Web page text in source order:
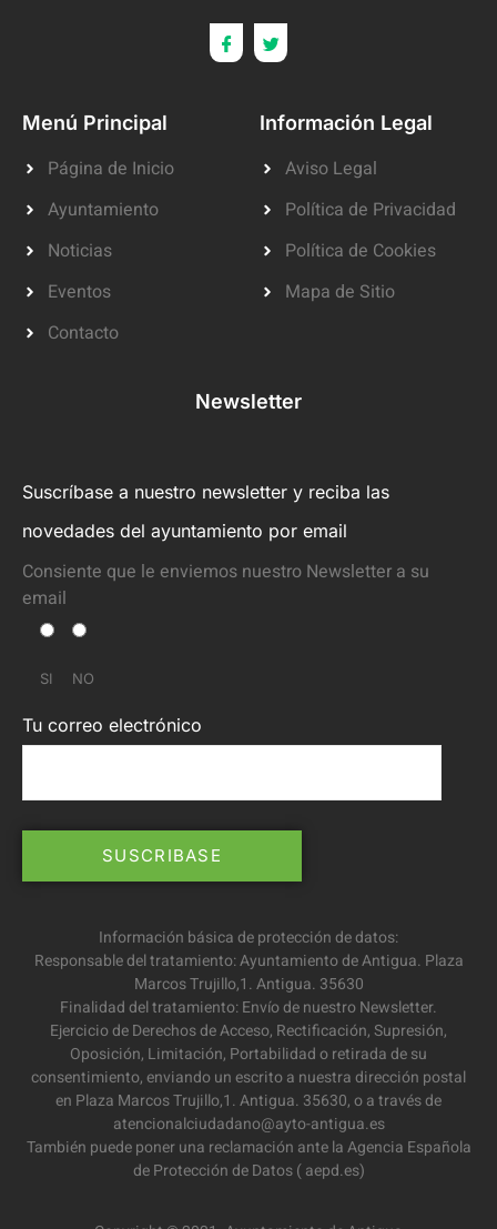
Menú Principal
Página de Inicio
Ayuntamiento
Noticias
Eventos
Contacto
Información Legal
Aviso Legal
Política de Privacidad
Política de Cookies
Mapa de Sitio
Newsletter
Suscríbase a nuestro newsletter y reciba las
novedades del ayuntamiento por email
Consiente que le enviemos nuestro Newsletter a su
email
SI NO
Tu correo electrónico
Información básica de protección de datos:
Responsable del tratamiento: Ayuntamiento de Antigua. Plaza
Marcos Trujillo,1. Antigua. 35630
Finalidad del tratamiento: Envío de nuestro Newsletter.
Ejercicio de Derechos de Acceso, Rectificación, Supresión,
Oposición, Limitación, Portabilidad o retirada de su
consentimiento, enviando un escrito a nuestra dirección postal
en Plaza Marcos Trujillo,1. Antigua. 35630, o a través de
atencionalciudadano@ayto-antigua.es
También puede poner una reclamación ante la Agencia Española
de Protección de Datos ( aepd.es)